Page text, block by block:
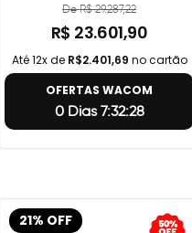
De R$ 29.287,22
R$ 23.601,90
Até 12x de R$2.401,69 no cartão
OFERTAS WACOM
0 Dias 7:32:27
21% OFF